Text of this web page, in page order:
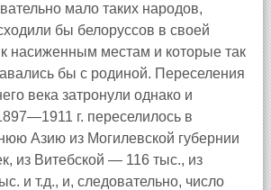
мало таких народов,
бы белоруссов в своей
насиженным местам и которые так
бы с родиной. Переселения
века затронули однако и
г. переселилось в
Азию из Могилевской губернии
из Витебской — 116 тыс., из
и т.д., и, следовательно, число